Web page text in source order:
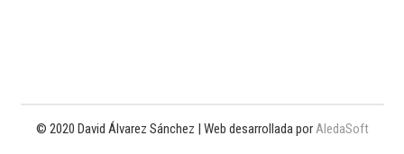
© 2020 David Álvarez Sánchez | Web desarrollada por AledaSoft